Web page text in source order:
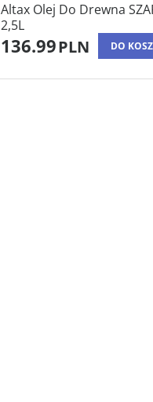
Altax Olej Do Drewna
2,5L
136.99PLN DO